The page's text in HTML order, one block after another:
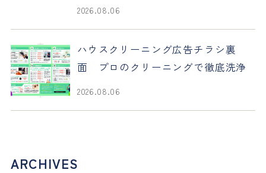
2026.08.06
ハウスクリーニング広告チラシ裏
面 プロのクリーニングで徹底洗浄
2026.08.06
ARCHIVES